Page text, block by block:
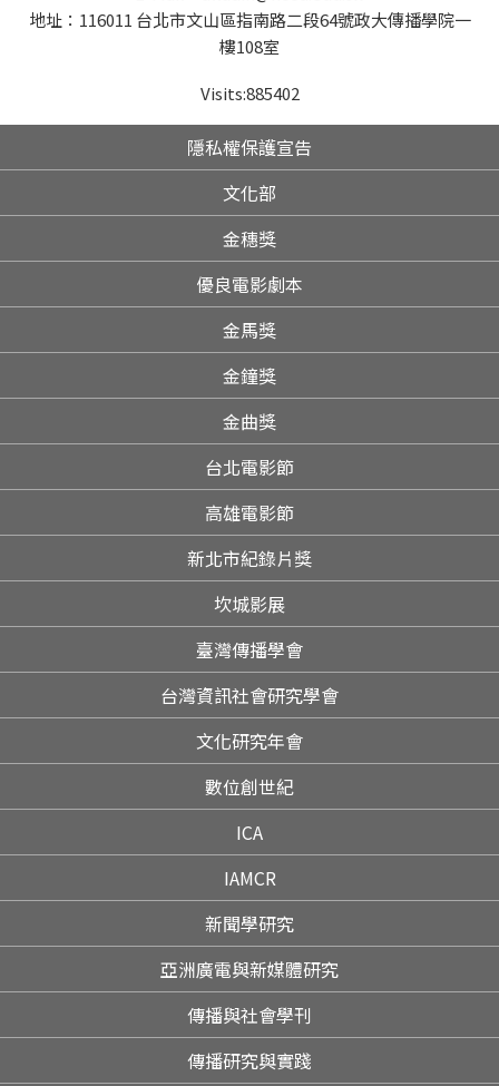
地址：116011 台北市文山區指南路二段64號政大傳播學院一
樓108室
Visits:885402
隱私權保護宣告
文化部
金穗獎
優良電影劇本
金馬獎
金鐘獎
金曲獎
台北電影節
高雄電影節
新北市紀錄片獎
坎城影展
臺灣傳播學會
台灣資訊社會研究學會
文化研究年會
數位創世紀
ICA
IAMCR
新聞學研究
亞洲廣電與新媒體研究
傳播與社會學刊
傳播研究與實踐